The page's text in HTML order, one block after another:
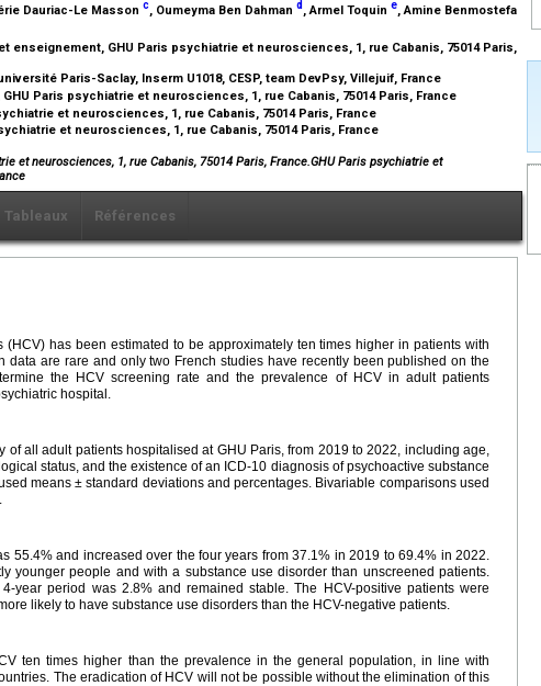
Dauriac-Le Masson c, Oumeyma Ben Dahman d , Armel Toquin e, Amine Benmostefa
GHU Paris psychiatrie et neurosciences, 1, rue Cabanis, 75014 Paris,
Paris-Saclay, Inserm U1018, CESP, team DevPsy, Villejuif, France
Paris psychiatrie et neurosciences, 1, rue Cabanis, 75014 Paris, France
et neurosciences, 1, rue Cabanis, 75014 Paris, France
et neurosciences, 1, rue Cabanis, 75014 Paris, France
et neurosciences, 1, rue Cabanis, 75014 Paris, France.GHU Paris psychiatrie et
Tableaux Références
(HCV) has been estimated to be approximately ten times higher in patients with
data are rare and only two French studies have recently been published on the
the HCV screening rate and the prevalence of HCV in adult patients
hospital.
of all adult patients hospitalised at GHU Paris, from 2019 to 2022, including age,
status, and the existence of an ICD-10 diagnosis of psychoactive substance
means ± standard deviations and percentages. Bivariable comparisons used
55.4% and increased over the four years from 37.1% in 2019 to 69.4% in 2022.
younger people and with a substance use disorder than unscreened patients.
year period was 2.8% and remained stable. The HCV-positive patients were
likely to have substance use disorders than the HCV-negative patients.
ten times higher than the prevalence in the general population, in line with
The eradication of HCV will not be possible without the elimination of this